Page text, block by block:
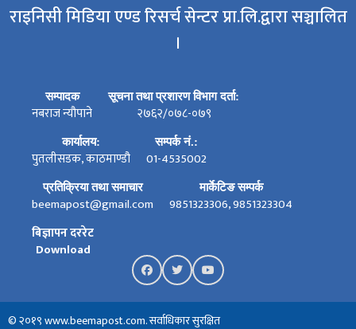
राइनिसी मिडिया एण्ड रिसर्च सेन्टर प्रा.लि.द्वारा सञ्चालित
।
सम्पादक
नबराज न्यौपाने
सूचना तथा प्रशारण विभाग दर्ता:
२७६२/०७८-०७९
कार्यालय:
पुतलीसडक, काठमाण्डौ
सम्पर्क नं.:
01-4535002
प्रतिक्रिया तथा समाचार
beemapost@gmail.com
मार्केटिङ सम्पर्क
9851323306, 9851323304
बिज्ञापन दररेट
Download
© २०१९ www.beemapost.com. सर्वाधिकार सुरक्षित